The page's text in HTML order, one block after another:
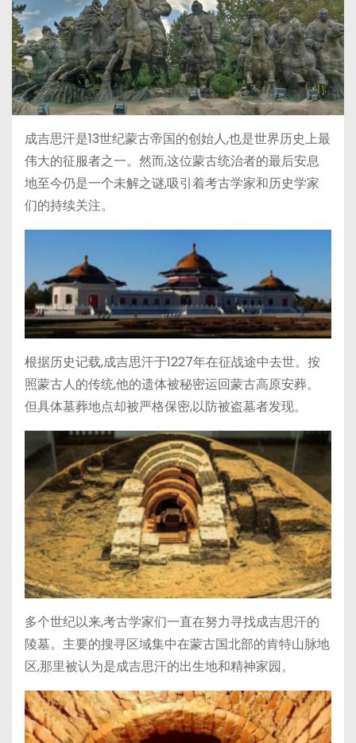
成吉思汗是13世纪蒙古帝国的创始人,也是世界历史上最
伟大的征服者之一。然而,这位蒙古统治者的最后安息
地至今仍是一个未解之谜,吸引着考古学家和历史学家
们的持续关注。
根据历史记载,成吉思汗于1227年在征战途中去世。按
照蒙古人的传统,他的遗体被秘密运回蒙古高原安葬。
但具体墓葬地点却被严格保密,以防被盗墓者发现。
多个世纪以来,考古学家们一直在努力寻找成吉思汗的
陵墓。主要的搜寻区域集中在蒙古国北部的肯特山脉地
区,那里被认为是成吉思汗的出生地和精神家园。